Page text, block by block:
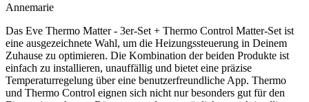
Annemarie
Das Eve Thermo Matter - 3er-Set + Thermo Control Matter-Set ist
eine ausgezeichnete Wahl, um die Heizungssteuerung in Deinem
Zuhause zu optimieren. Die Kombination der beiden Produkte ist
einfach zu installieren, unauffällig und bietet eine präzise
Temperaturregelung über eine benutzerfreundliche App. Thermo
und Thermo Control eignen sich nicht nur besonders gut für den